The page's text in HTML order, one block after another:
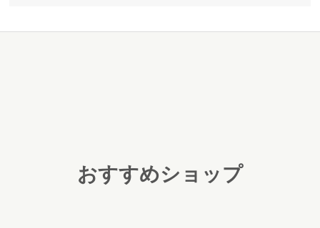
おすすめショップ